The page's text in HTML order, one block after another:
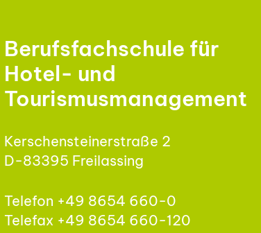
Berufsfachschule für
Hotel- und
Tourismusmanagement
Kerschensteinerstraße 2
D-83395 Freilassing
Telefon +49 8654 660-0
Telefax +49 8654 660-120